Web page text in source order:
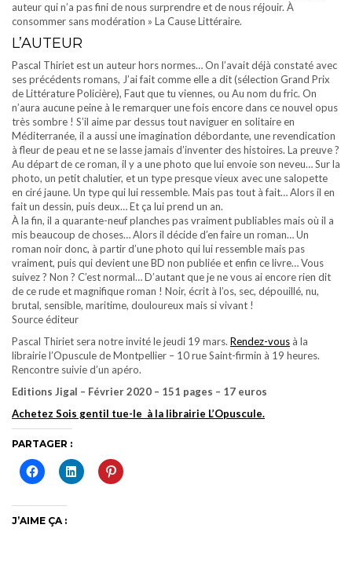
auteur qui n’a pas fini de nous surprendre et de nous réjouir. À
consommer sans modération » La Cause Littéraire.
L’AUTEUR
Pascal Thiriet est un auteur hors normes… On l’avait déjà constaté avec
ses précédents romans, J’ai fait comme elle a dit (sélection Grand Prix
de Littérature Policière), Faut que tu viennes, ou Au nom du fric. On
n’aura aucune peine à le remarquer une fois encore dans ce nouvel opus
très sombre ! S’il aime par dessus tout naviguer en solitaire en
Méditerranée, il a aussi une imagination débordante, une revendication
à fleur de peau et ne se lasse jamais d’inventer des histoires. La preuve ?
Au départ de ce roman, il y a une photo que lui envoie son neveu… Sur la
photo, un petit chalutier, et un type presque vieux avec une salopette
en ciré jaune. Un type qui lui ressemble. Mais pas tout à fait… Alors il en
fait un dessin, puis deux… Et ça lui prend un an.
À la fin, il a quarante-neuf planches pas vraiment publiables mais où il a
mis beaucoup de choses… Alors il décide d’en faire un roman… Un
roman noir donc, à partir d’une photo qui lui ressemble mais pas
vraiment, puis qui devient une BD non publiée et enfin ce livre… Vous
suivez ? Non ? C’est normal… D’autant que je ne vous ai encore rien dit
de ce rude et magnifique roman ! Noir, écrit à l’os, sec, dépouillé, nu,
brutal, sensible, maritime, douloureux mais si vivant !
Source éditeur
Pascal Thiriet sera notre invité le jeudi 19 mars. Rendez-vous à la
librairie l’Opuscule de Montpellier – 10 rue Saint-firmin à 19 heures.
Rencontre suivie d’un apéro.
Editions Jigal – Février 2020 – 151 pages – 17 euros
Achetez Sois gentil tue-le à la librairie L’Opuscule.
PARTAGER :
J’AIME ÇA :